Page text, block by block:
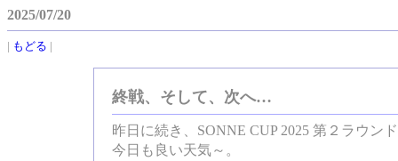
2025/07/20
| もどる |
終戦、そして、次へ…
昨日に続き、SONNE CUP 2025 第２ラウン
今日も良い天気～。